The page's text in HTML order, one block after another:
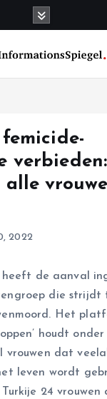
verbieden:
alle
2022
heeft de aanval
die strijdt
Het
houdt
vrouwen dat
leven wordt
24 vrouwen